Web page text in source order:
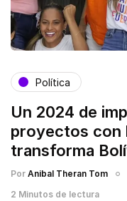
Política
Un 2024 de
proyectos con
transforma
Por Anibal Theran Tom
2 Minutos de lectura